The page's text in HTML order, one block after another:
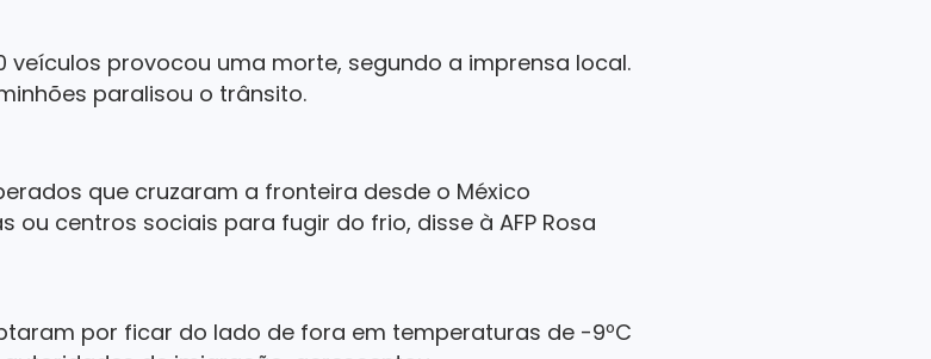
veículos provocou uma morte, segundo a imprensa local.
paralisou o trânsito.
que cruzaram a fronteira desde o México
centros sociais para fugir do frio, disse à AFP Rosa
por ficar do lado de fora em temperaturas de -9ºC